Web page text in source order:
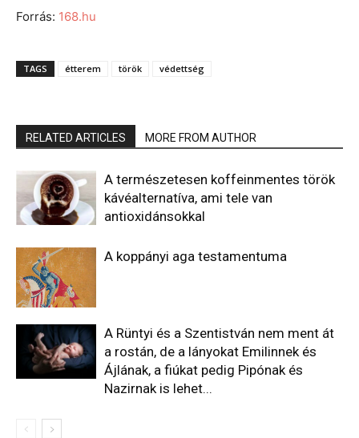
Forrás: 168.hu
TAGS étterem török védettség
RELATED ARTICLES MORE FROM AUTHOR
A természetesen koffeinmentes török
kávéalternatíva, ami tele van
antioxidánsokkal
A koppányi aga testamentuma
A Rüntyi és a Szentistván nem ment át
a rostán, de a lányokat Emilinnek és
Ájlának, a fiúkat pedig Pipónak és
Nazirnak is lehet...